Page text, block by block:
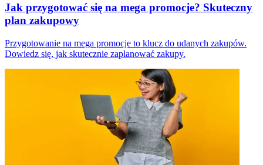
Jak przygotować się na mega promocje? Skuteczny
plan zakupowy
Przygotowanie na mega promocje to klucz do udanych zakupów.
Dowiedz się, jak skutecznie zaplanować zakupy.